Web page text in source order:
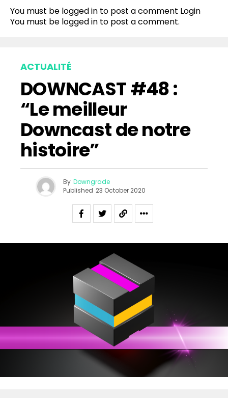
You must be logged in to post a comment Login
You must be logged in to post a comment.
ACTUALITÉ
DOWNCAST #48 :
“Le meilleur
Downcast de notre
histoire”
By Downgrade
Published 23 October 2020